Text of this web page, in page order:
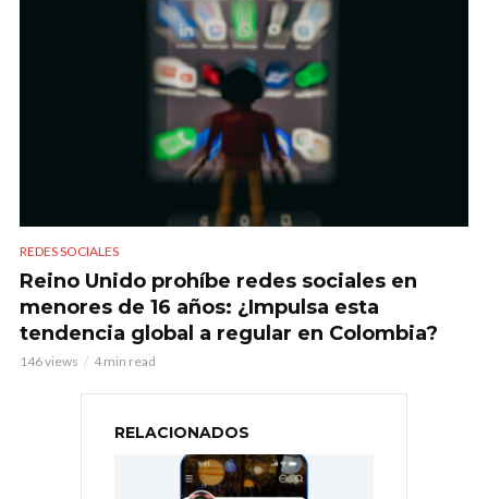
REDES SOCIALES
Reino Unido prohíbe redes sociales en
menores de 16 años: ¿Impulsa esta
tendencia global a regular en Colombia?
146 views 4 min read
RELACIONADOS